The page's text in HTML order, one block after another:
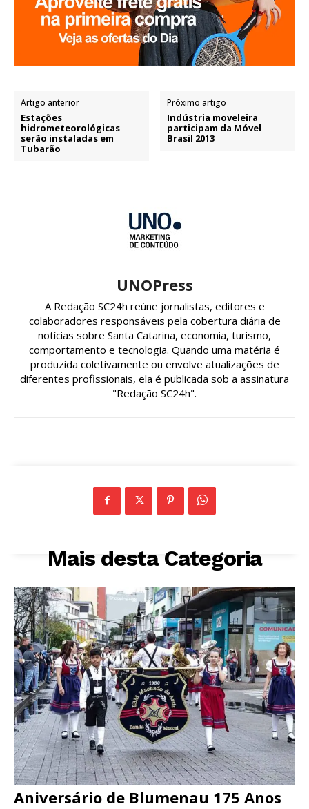
Artigo anterior
Estações
hidrometeorológicas
serão instaladas em
Tubarão
Próximo artigo
Indústria moveleira
participam da Móvel
Brasil 2013
UNOPress
A Redação SC24h reúne jornalistas, editores e
colaboradores responsáveis pela cobertura diária de
notícias sobre Santa Catarina, economia, turismo,
comportamento e tecnologia. Quando uma matéria é
produzida coletivamente ou envolve atualizações de
diferentes profissionais, ela é publicada sob a assinatura
"Redação SC24h".
Mais desta Categoria
Aniversário de Blumenau 175 Anos